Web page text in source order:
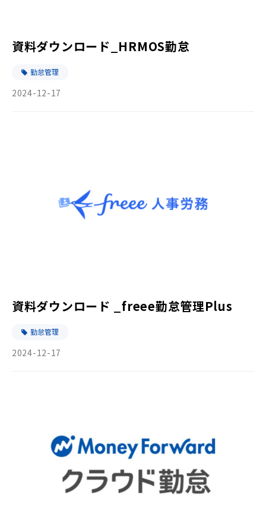
資料ダウンロード_HRMOS勤怠
勤怠管理
2024-12-17
資料ダウンロード _freee勤怠管理Plus
勤怠管理
2024-12-17